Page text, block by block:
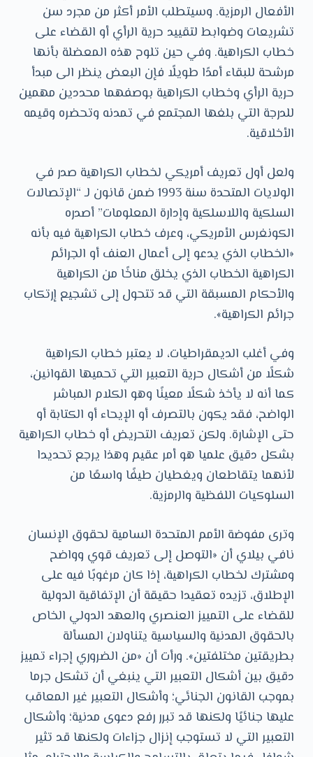
الأفعال الرمزية. وسيتطلب الأمر أكثر من مجرد سن
تشريعات وضوابط لتقييد حرية الرأي أو القضاء على
خطاب الكراهية. وفي حين تلوح هذه المعضلة بأنها
مرشحة للبقاء أمدًا طويلًا فإن البعض ينظر الى مبدأ
حرية الرأي وخطاب الكراهية بوصفهما محددين مهمين
للدرجة التي بلغها المجتمع في تمدنه وتحضره وقيمه
الأخلاقية.
ولعل أول تعريف أمريكي لخطاب الكراهية صدر في
الولايات المتحدة سنة 1993 ضمن قانون لـ “الإتصالات
السلكية واللاسلكية وإدارة المعلومات” أصدره
الكونغرس الأمريكي، وعرف خطاب الكراهية فيه بأنه
«الخطاب الذي يدعو إلى أعمال العنف أو الجرائم
الكراهية الخطاب الذي يخلق مناخًا من الكراهية
والأحكام المسبقة التي قد تتحول إلى تشجيع إرتكاب
جرائم الكراهية».
وفي أغلب الديمقراطيات، لا يعتبر خطاب الكراهية
شكلًا من أشكال حرية التعبير التي تحميها القوانين،
كما أنه لا يأخذ شكلًا معينًا وهو الكلام المباشر
الواضح، فقد يكون بالتصرف أو الإيحاء أو الكتابة أو
حتى الإشارة. ولكن تعريف التحريض أو خطاب الكراهية
بشكل دقيق علميا هو أمر عقيم وهذا يرجع تحديدا
لأنهما يتقاطعان ويغطيان طيفًا واسعًا من
السلوكيات اللفظية والرمزية.
وترى مفوضة الأمم المتحدة السامية لحقوق الإنسان
نافي بيلاي أن «التوصل إلى تعريف قوي وواضح
ومشترك لخطاب الكراهية، إذا كان مرغوبًا فيه على
الإطلاق، تزيده تعقيدا حقيقة أن الإتفاقية الدولية
للقضاء على التمييز العنصري والعهد الدولي الخاص
بالحقوق المدنية والسياسية يتناولان المسألة
بطريقتين مختلفتين». ورأت أن «من الضروري إجراء تمييز
دقيق بين أشكال التعبير التي ينبغي أن تشكل جرما
بموجب القانون الجنائي؛ وأشكال التعبير غير المعاقب
عليها جنائيًا ولكنها قد تبرر رفع دعوى مدنية؛ وأشكال
التعبير التي لا تستوجب إنزال جزاءات ولكنها قد تثير